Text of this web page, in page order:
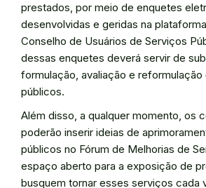
prestados, por meio de enquetes
desenvolvidas e geridas na
Conselho de Usuários de Serviços
dessas enquetes deverá servir de
formulação, avaliação e
públicos.
Além disso, a qualquer momento, os
poderão inserir ideias de
públicos no Fórum de Melhorias de
espaço aberto para a exposição de
busquem tornar esses serviços cada